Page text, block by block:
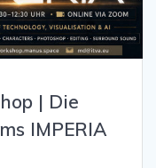
| Die
IMPERIA